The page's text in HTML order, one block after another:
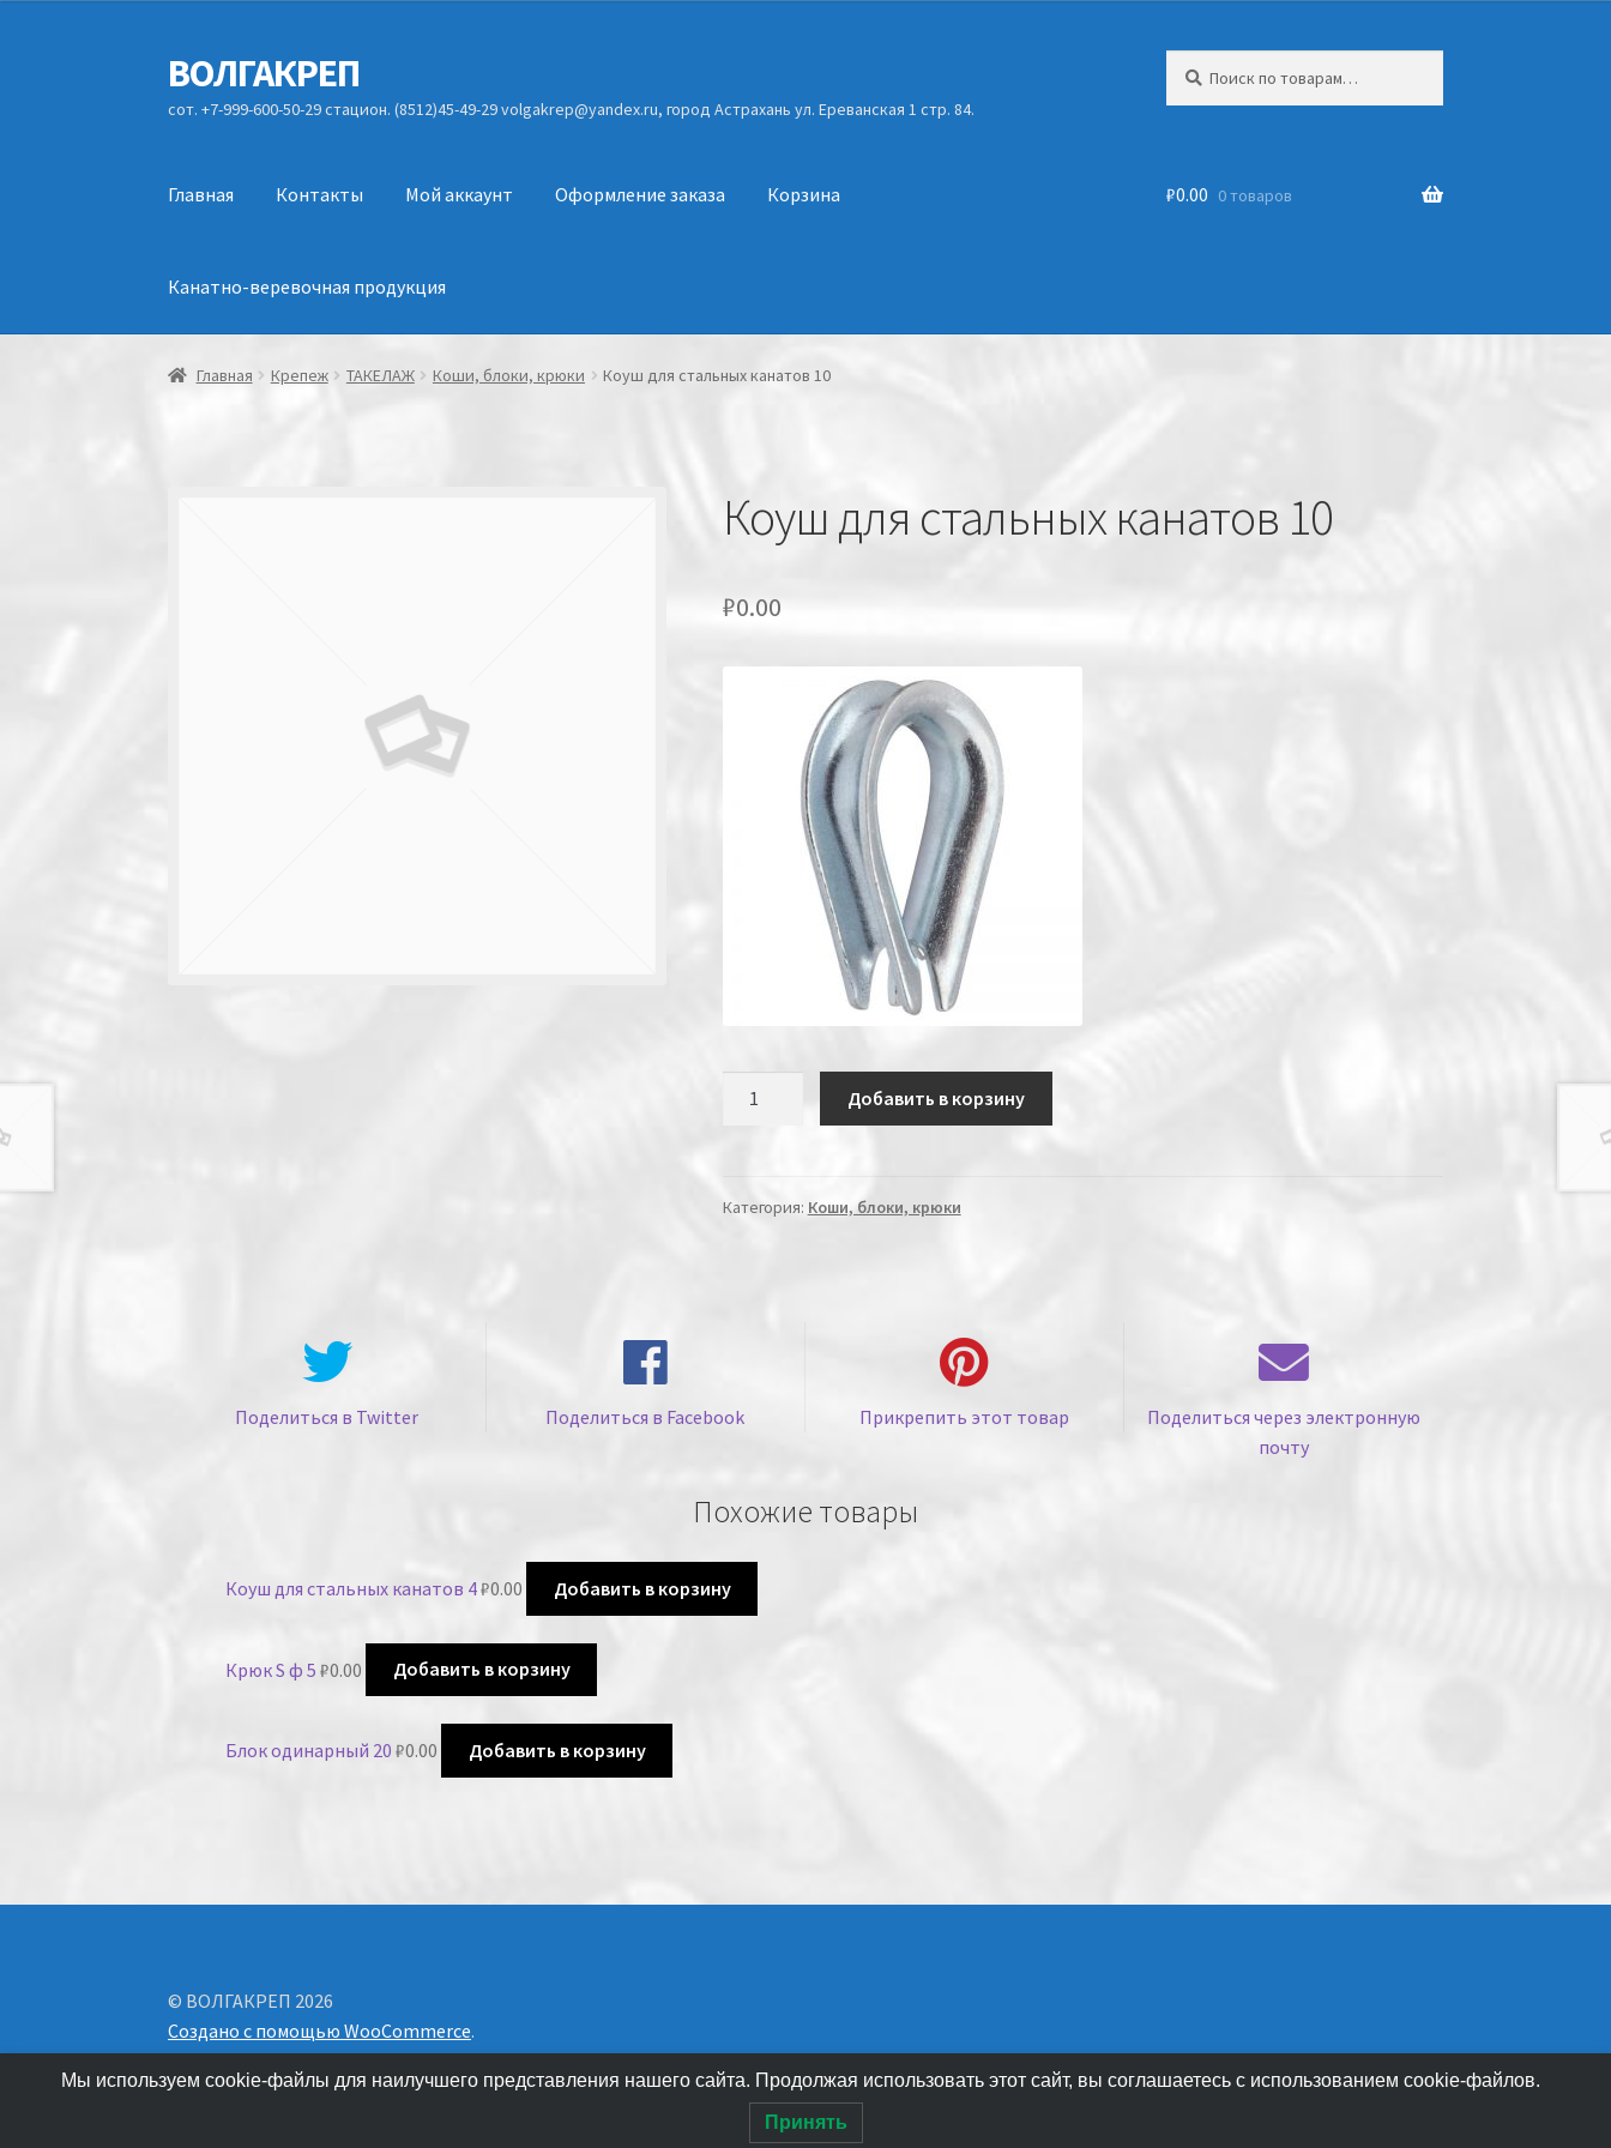
Перейти
к
навигации
Перейти
к
содержимому
ВОЛГАКРЕП
сот. +7-999-600-50-29 стацион. (8512)45-49-29 volgakrep@yandex.ru, город Астрахань ул. Ереванская 1 стр. 84.
Главная Контакты Мой аккаунт Оформление заказа Корзина
Канатно-веревочная продукция
₽0.00 0 товаров
Главная Крепеж ТАКЕЛАЖ Коши, блоки, крюки Коуш для стальных канатов 10
Коуш для стальных канатов 10
₽0.00
Добавить в корзину
Категория: Коши, блоки, крюки
Поделиться в Twitter Поделиться в Facebook Прикрепить этот товар
Поделиться через электронную
почту
Похожие товары
Коуш для стальных канатов 4₽0.00 Добавить в корзину
Крюк S ф 5 ₽0.00 Добавить в корзину
Блок одинарный 20 ₽0.00 Добавить в корзину
© ВОЛГАКРЕП 2026
Создано с помощью WooCommerce.
Мы используем cookie-файлы для наилучшего представления нашего сайта. Продолжая использовать этот сайт, вы соглашаетесь с использованием cookie-файлов.
Принять